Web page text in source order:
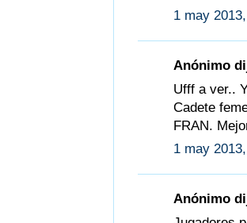
1 may
Anónimo
Ufff a ver..
Cadete
FRAN.
1 may
Anónimo